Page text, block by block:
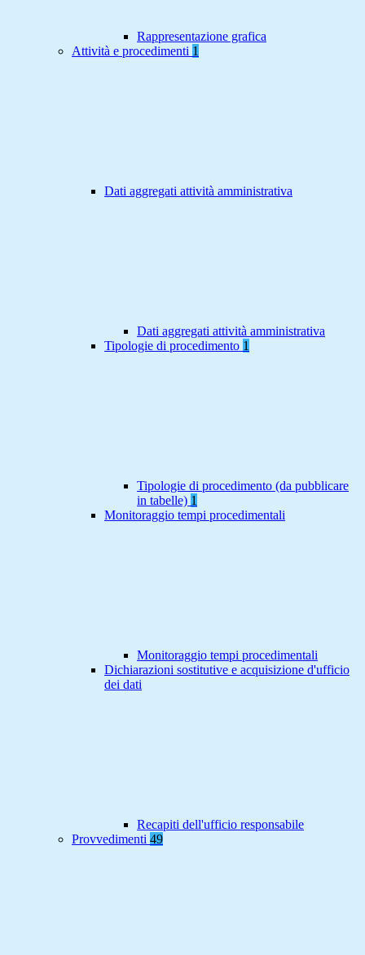
Rappresentazione grafica
Attività e procedimenti 1
Dati aggregati attività amministrativa
Dati aggregati attività amministrativa
Tipologie di procedimento 1
Tipologie di procedimento (da pubblicare
in tabelle) 1
Monitoraggio tempi procedimentali
Monitoraggio tempi procedimentali
Dichiarazioni sostitutive e acquisizione d'ufficio
dei dati
Recapiti dell'ufficio responsabile
Provvedimenti 49